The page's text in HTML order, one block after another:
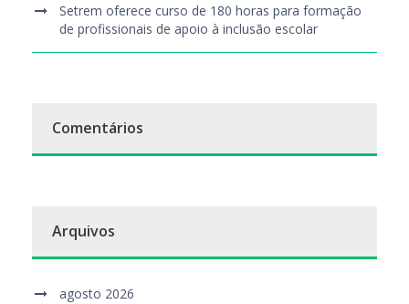
Setrem oferece curso de 180 horas para formação
de profissionais de apoio à inclusão escolar
Comentários
Arquivos
agosto 2026